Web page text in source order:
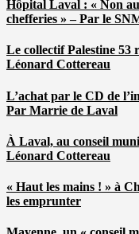
Hôpital Laval : « Non
chefferies » – Par le
Le collectif Palestine 53
Léonard Cottereau
L’achat par le CD de
Par Marrie de Laval
À Laval, au conseil
Léonard Cottereau
« Haut les mains ! » à
les emprunter